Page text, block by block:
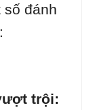
số đánh
trội: